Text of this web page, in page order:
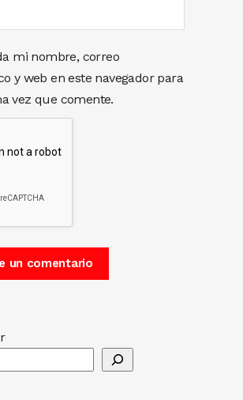
mi nombre, correo
y web en este navegador para
vez que comente.